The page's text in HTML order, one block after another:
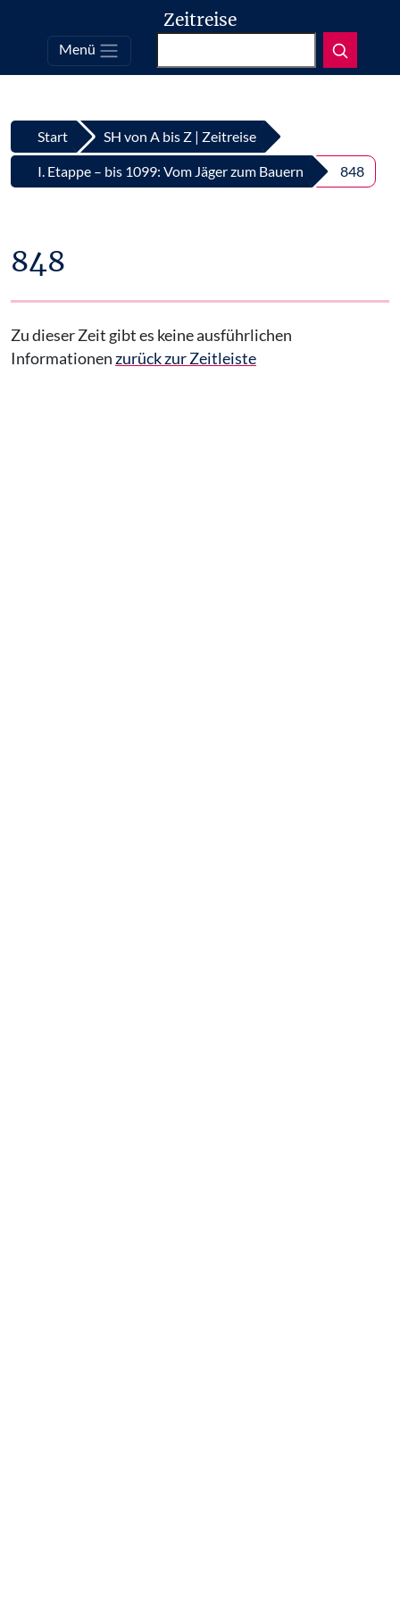
Top
Zum Inhalt springen
Zeitreise
Menü
Start SH von A bis Z | Zeitreise
I. Etappe – bis 1099: Vom Jäger zum Bauern 848
848
Zu dieser Zeit gibt es keine ausführlichen
Informationenzurück zur Zeitleiste